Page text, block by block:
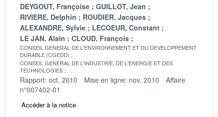
DEYGOUT, Françoise
GUILLOT, Jean
RIVIERE, Delphin
ROUDIER, Jacques
ALEXANDRE, Sylvie
LECOEUR, Constant
LE JAN, Alain
CLOUD, François
CONSEIL GENERAL DE L'ENVIRONNEMENT ET DU DEVELOPPEMENT
DURABLE (CGEDD)
CONSEIL GENERAL DE L'INDUSTRIE, DE L'ENERGIE ET DES
TECHNOLOGIES
Rapport: oct. 2010 Mise en ligne: nov. 2010
Affaire
n°007402-01
Accéder à la notice